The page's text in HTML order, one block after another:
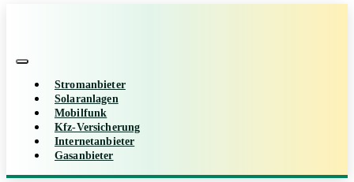
Stromanbieter
Solaranlagen
Mobilfunk
Kfz-Versicherung
Internetanbieter
Gasanbieter